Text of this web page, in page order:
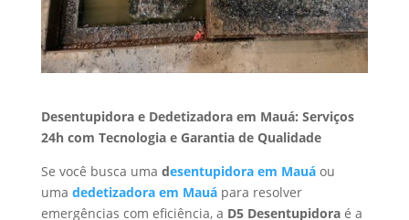
Desentupidora e Dedetizadora em Mauá: Serviços
24h com Tecnologia e Garantia de Qualidade
Se você busca uma desentupidora em Mauáou
uma dedetizadora em Mauápara resolver
emergências com eficiência, a D5 Desentupidoraé a